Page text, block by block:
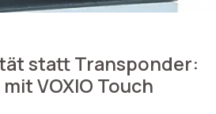
statt Transponder:
VOXIO Touch